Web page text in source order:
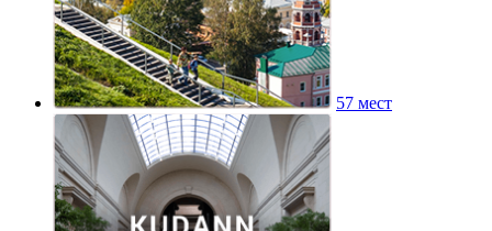
57 мест